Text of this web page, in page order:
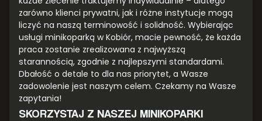
zarówno klienci prywatni, jak i różne instytucje mogą
liczyć na naszą terminowość i solidność. Wybierając
usługi minikoparką w Kobiór, macie pewność, że każda
praca zostanie zrealizowana z najwyższą
starannością, zgodnie z najlepszymi standardami.
Dbałość o detale to dla nas priorytet, a Wasze
zadowolenie jest naszym celem. Czekamy na Wasze
zapytania!
SKORZYSTAJ Z NASZEJ MINIKOPARKI